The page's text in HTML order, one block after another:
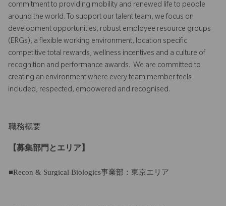
commitment to providing mobility and renewed life to people
around the world. To support our talent team, we focus on
development opportunities, robust employee resource groups
(ERGs), a flexible working environment, location specific
competitive total rewards, wellness incentives and a culture of
recognition and performance awards. We are committed to
creating an environment where every team member feels
included, respected, empowered and recognised.
職務概要
【募集部門とエリア】
■Recon & Surgical Biologics事業部：東京エリア